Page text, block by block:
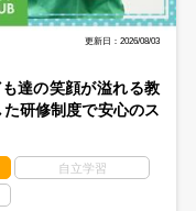
更新日：2026/08/03
達の笑顔が溢れる教
研修制度で安心のス
自立学習